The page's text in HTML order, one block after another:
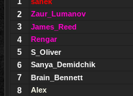
2 Zaur_Lumanov
3 James_Reed
4 Rengar
5 S_Oliver
6 Sanya_Demidchik
7 Brain_Bennett
8 Alex